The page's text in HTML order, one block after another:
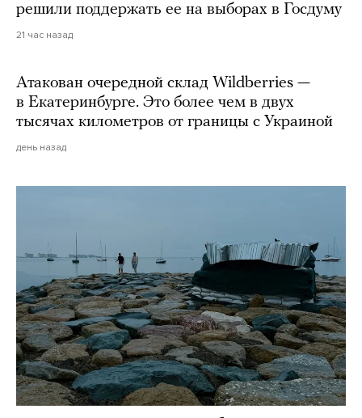
решили поддержать ее на выборах в Госдуму
21 час назад
Атакован очередной склад Wildberries —
в Екатеринбурге. Это более чем в двух
тысячах километров от границы с Украиной
день назад